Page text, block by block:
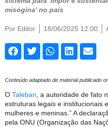
misógina' no país
Por Editor 18/06/2025 12:00
Conteúdo adaptado de material publicado
O Taleban, a autoridade de fato
estruturas legais e institucionais
mulheres e meninas.” A
pela ONU (Organização das